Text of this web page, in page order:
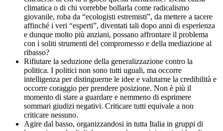
climatica o di chi vorrebbe bollarla come radicalismo
giovanile, roba da “ecologisti estremisti”, da mettere a tacere
affinché i veri “esperti”, diventati tali dopo anni di esperienza
e dunque molto più anziani, possano affrontare il problema
con i soliti strumenti del compromesso e della mediazione al
ribasso?
Rifiutare la seduzione della generalizzazione contro la
politica. I politici non sono tutti uguali, ma occorre
intelligenza per distinguerne le idee e valutarne la credibilità e
occorre coraggio per prendere posizione. Non è più il
momento di stare a guardare e nemmeno di esprimere
sommari giudizi negativi. Criticare tutti equivale a non
criticare nessuno.
Agire dal basso, organizzandosi in tutta Italia in gruppi di